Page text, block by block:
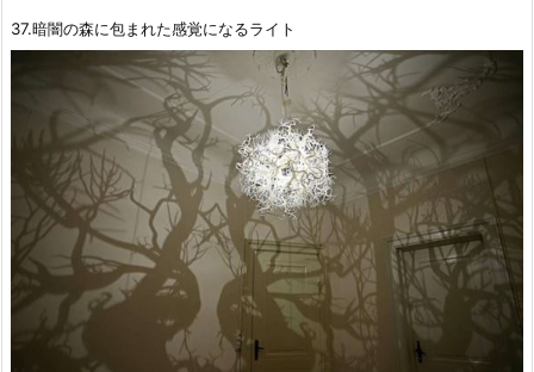
37.暗闇の森に包まれた感覚になるライト